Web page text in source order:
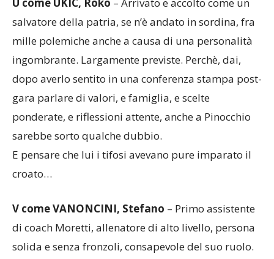
salvatore della patria, se n’è andato in sordina, fra
mille polemiche anche a causa di una personalità
ingombrante. Largamente previste. Perchè, dai,
dopo averlo sentito in una conferenza stampa post-
gara parlare di valori, e famiglia, e scelte
ponderate, e riflessioni attente, anche a Pinocchio
sarebbe sorto qualche dubbio.
E pensare che lui i tifosi avevano pure imparato il
croato…
V come VANONCINI, Stefano – Primo assistente
di coach Moretti, allenatore di alto livello, persona
solida e senza fronzoli, consapevole del suo ruolo.